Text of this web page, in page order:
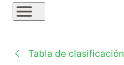
Tabla de clasificación